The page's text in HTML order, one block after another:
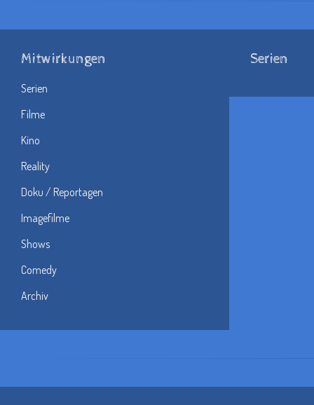
Mitwirkungen
Serien
Filme
Kino
Reality
Doku / Reportagen
Imagefilme
Shows
Comedy
Archiv
Serien